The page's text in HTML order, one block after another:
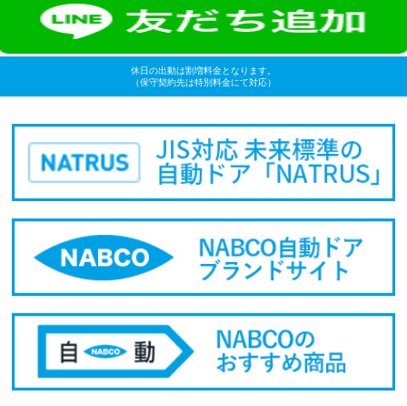
休日の出動は割増料金となります。
（保守契約先は特別料金にて対応）